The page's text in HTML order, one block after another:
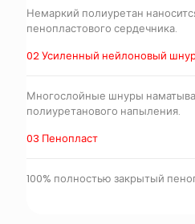
Немаркий полиуретан
пенопластового сердечника.
02 Усиленный нейлоновый
Многослойные шнуры
полиуретанового напыления.
03 Пенопласт
100% полностью закрытый